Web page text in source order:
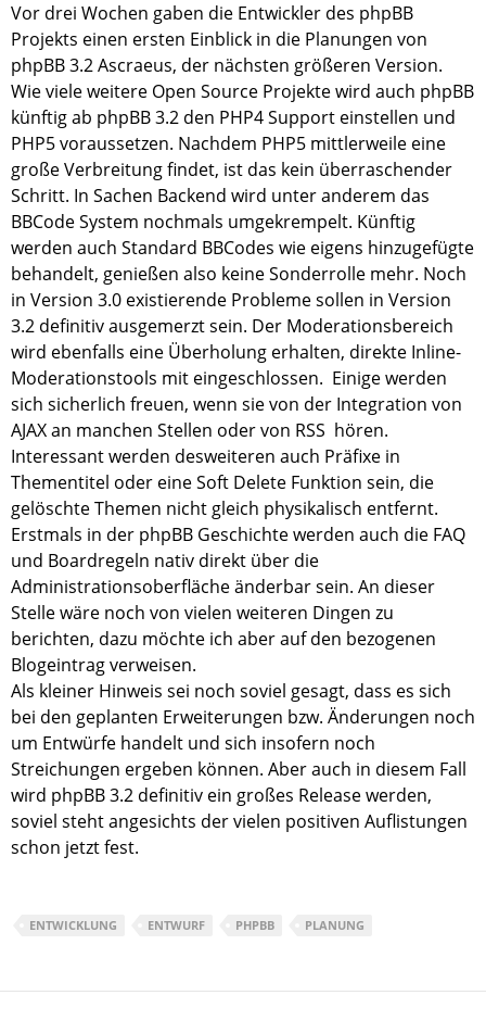
Vor drei Wochen gaben die Entwickler des phpBB
Projekts einen ersten Einblick in die Planungen von
phpBB 3.2 Ascraeus, der nächsten größeren Version.
Wie viele weitere Open Source Projekte wird auch phpBB
künftig ab phpBB 3.2 den PHP4 Support einstellen und
PHP5 voraussetzen. Nachdem PHP5 mittlerweile eine
große Verbreitung findet, ist das kein überraschender
Schritt. In Sachen Backend wird unter anderem das
BBCode System nochmals umgekrempelt. Künftig
werden auch Standard BBCodes wie eigens hinzugefügte
behandelt, genießen also keine Sonderrolle mehr. Noch
in Version 3.0 existierende Probleme sollen in Version
3.2 definitiv ausgemerzt sein. Der Moderationsbereich
wird ebenfalls eine Überholung erhalten, direkte Inline-
Moderationstools mit eingeschlossen. Einige werden
sich sicherlich freuen, wenn sie von der Integration von
AJAX an manchen Stellen oder von RSS hören.
Interessant werden desweiteren auch Präfixe in
Thementitel oder eine Soft Delete Funktion sein, die
gelöschte Themen nicht gleich physikalisch entfernt.
Erstmals in der phpBB Geschichte werden auch die FAQ
und Boardregeln nativ direkt über die
Administrationsoberfläche änderbar sein. An dieser
Stelle wäre noch von vielen weiteren Dingen zu
berichten, dazu möchte ich aber auf den bezogenen
Blogeintrag verweisen.
Als kleiner Hinweis sei noch soviel gesagt, dass es sich
bei den geplanten Erweiterungen bzw. Änderungen noch
um Entwürfe handelt und sich insofern noch
Streichungen ergeben können. Aber auch in diesem Fall
wird phpBB 3.2 definitiv ein großes Release werden,
soviel steht angesichts der vielen positiven Auflistungen
schon jetzt fest.
ENTWICKLUNG ENTWURF PHPBB PLANUNG